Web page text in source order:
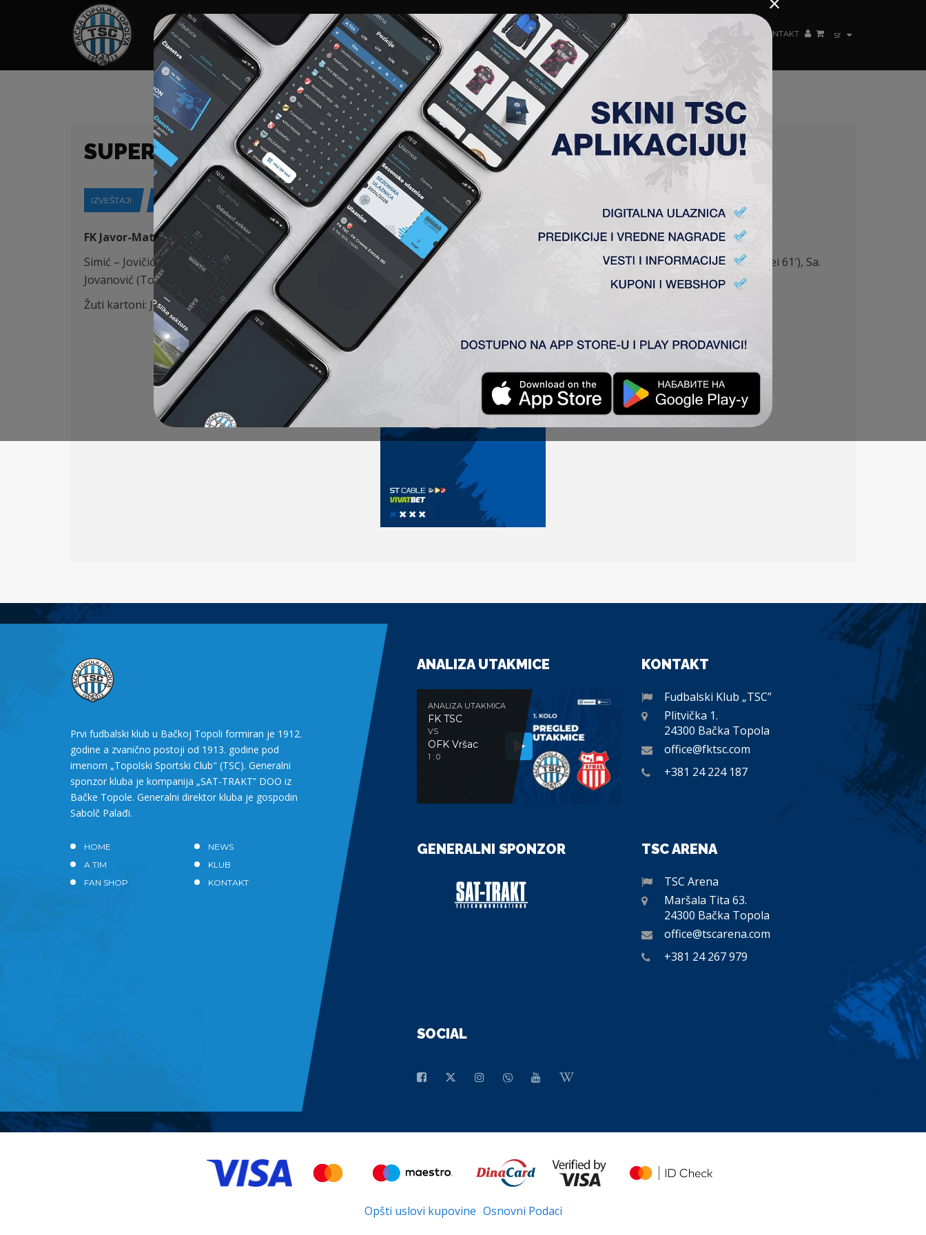
sr
HOME SPONZORI NEWS GALERIJE A TIM ČLANSTVO AKREDITACIJE KLUB AKADEMIJA ŽENSKI TIM KONTAKT
SUPERLIGA (25/26) 22. KOLO, FK JAVOR-MATIS (I) – FK TSC 0:0
IZVEŠTAJI 09-02-2026
FK Javor-Matis (Ivanjica) – FK TSC (Bačka Topola) 0:0
Simić – Jovičić, Capan, Ru, St. Jovanović – Radin, A. Petrović (B. Petrović 90′), Tomović (Milosavić 61′) – Bosić (Savić 76′), Embungu (Mezei 61′), Sa.
Jovanović (Todoroski 76′)
Žuti kartoni: Jovičić 53′, Mezei 73′
Prvi fudbalski klub u Bačkoj Topoli formiran je 1912.
godine a zvanično postoji od 1913. godine pod
imenom „Topolski Sportski Club" (TSC). Generalni
sponzor kluba je kompanija „SAT-TRAKT” DOO iz
Bačke Topole. Generalni direktor kluba je gospodin
Sabolč Palađi.
HOME
NEWS
A TIM
KLUB
FAN SHOP
KONTAKT
ANALIZA UTAKMICE
ANALIZA UTAKMICA
FK TSC
VS
OFK Vršac
1 : 0
KONTAKT
Fudbalski Klub „TSC”
Plitvička 1.
24300 Bačka Topola
office@fktsc.com
+381 24 224 187
GENERALNI SPONZOR TSC ARENA
TSC Arena
Maršala Tita 63.
24300 Bačka Topola
office@tscarena.com
+381 24 267 979
SOCIAL
Opšti uslovi kupovine Osnovni Podaci